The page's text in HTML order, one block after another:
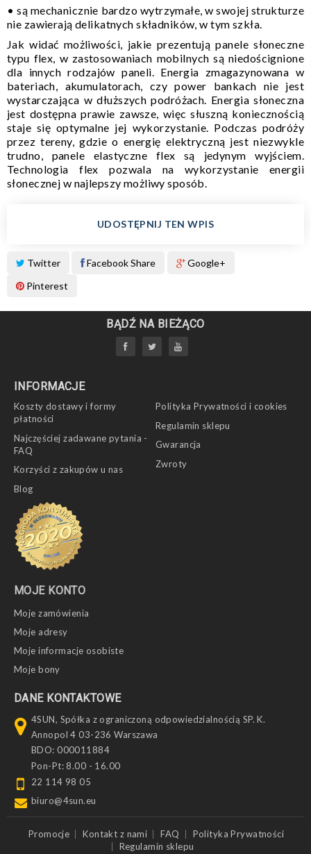
• są mechanicznie bardzo wytrzymałe, w swojej strukturze
nie zawierają delikatnych składników, w tym szkła.
Jak widać możliwości, jakie prezentują panele słoneczne
typu flex, w zastosowaniach mobilnych są niedoścignione
dla innych rodzajów paneli. Energia zmagazynowana w
bateriach, akumulatorach, czy power bankach nie jest
wystarczająca w dłuższych podróżach. Energia słoneczna
jest dostępna prawie zawsze, więc słuszną koniecznością
staje się optymalne jej wykorzystanie. Podczas podróży
przez tereny, gdzie o energię elektryczną jest niezwykle
trudno, panele elastyczne flex są jedynym wyjściem.
Technologia flex pozwala na wykorzystanie energii
słonecznej w najlepszy możliwy sposób.
UDOSTĘPNIJ TEN WPIS
Twitter Facebook Share
Google+
Pinterest
BĄDŹ NA BIEŻĄCO
INFORMACJE
Koszty dostawy i formy
płatności
Najczęściej zadawane pytania -
FAQ
Korzyści z zakupów u nas
Blog
Polityka Prywatności i cookies
Regulamin sklepu
Gwarancja
Zwroty
MOJE KONTO
Moje zamówienia
Moje adresy
Moje informacje osobiste
Moje bony
DANE KONTAKTOWE
4SUN, Spółka z ograniczoną odpowiedzialnością SP. K.
Annopol 4 03-236 Warszawa
BDO: 000011884
Pon-Pt: 8.00 - 16.00
22 114 98 05
biuro@4sun.eu
Promocje Kontakt z nami FAQ
Polityka Prywatności
Regulamin sklepu